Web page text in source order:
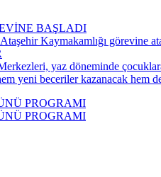
BAŞLADI
Kaymakamlığı görevine
yaz döneminde
yeni beceriler kazanacak hem
PROGRAMI
PROGRAMI